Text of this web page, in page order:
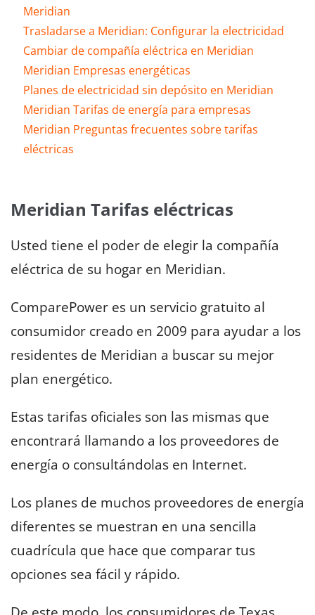
Meridian
Trasladarse a Meridian: Configurar la electricidad
Cambiar de compañía eléctrica en Meridian
Meridian Empresas energéticas
Planes de electricidad sin depósito en Meridian
Meridian Tarifas de energía para empresas
Meridian Preguntas frecuentes sobre tarifas
eléctricas
Meridian Tarifas eléctricas
Usted tiene el poder de elegir la compañía
eléctrica de su hogar en Meridian.
ComparePower es un servicio gratuito al
consumidor creado en 2009 para ayudar a los
residentes de Meridian a buscar su mejor
plan energético.
Estas tarifas oficiales son las mismas que
encontrará llamando a los proveedores de
energía o consultándolas en Internet.
Los planes de muchos proveedores de energía
diferentes se muestran en una sencilla
cuadrícula que hace que comparar tus
opciones sea fácil y rápido.